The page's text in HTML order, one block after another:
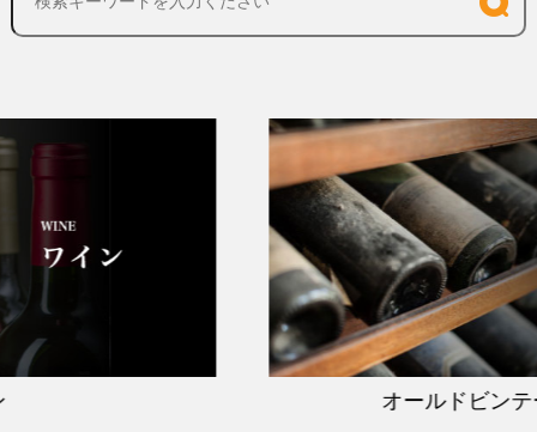
オールドビンテ